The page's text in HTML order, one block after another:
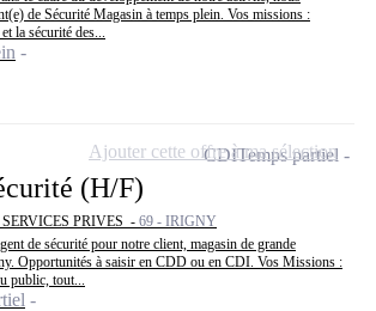
de Sécurité Magasin à temps plein. Vos missions :
la sécurité des...
(H/F)
PRIVES - 69 - IRIGNY
de sécurité pour notre client, magasin de grande
Opportunités à saisir en CDD ou en CDI. Vos Missions :
public, tout...
CDITemps partiel
Ajouter cette offre à ma sélection